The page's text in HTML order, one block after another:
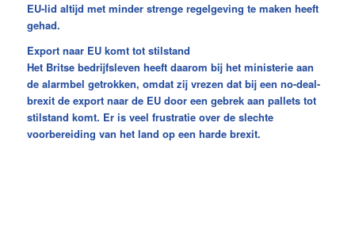
EU-lid altijd met minder strenge regelgeving te maken heeft
gehad.
Export naar EU komt tot stilstand
Het Britse bedrijfsleven heeft daarom bij het ministerie aan
de alarmbel getrokken, omdat zij vrezen dat bij een no-deal-
brexit de export naar de EU door een gebrek aan pallets tot
stilstand komt. Er is veel frustratie over de slechte
voorbereiding van het land op een harde brexit.